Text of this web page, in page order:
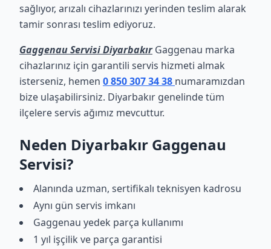
sağlıyor, arızalı cihazlarınızı yerinden teslim alarak
tamir sonrası teslim ediyoruz.
Gaggenau Servisi DiyarbakırGaggenau marka
cihazlarınız için garantili servis hizmeti almak
isterseniz, hemen 0 850 307 34 38 numaramızdan
bize ulaşabilirsiniz. Diyarbakır genelinde tüm
ilçelere servis ağımız mevcuttur.
Neden Diyarbakır Gaggenau
Servisi?
Alanında uzman, sertifikalı teknisyen kadrosu
Aynı gün servis imkanı
Gaggenau yedek parça kullanımı
1 yıl işçilik ve parça garantisi